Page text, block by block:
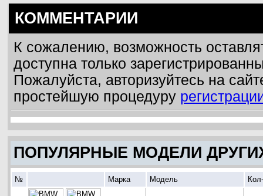
КОММЕНТАРИИ
К сожалению, возможность
доступна только
Пожалуйста, авторизуйтесь на
простейшую процедуру
ПОПУЛЯРНЫЕ МОДЕЛИ
№ Марка Модель